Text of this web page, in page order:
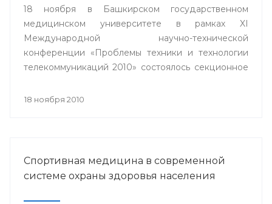
18 ноября в Башкирском государственном
медицинском университете в рамках XI
Международной научно-технической
конференции «Проблемы техники и технологии
телекоммуникаций 2010» состоялось секционное
18 ноября 2010
Спортивная медицина в современной
системе охраны здоровья населения